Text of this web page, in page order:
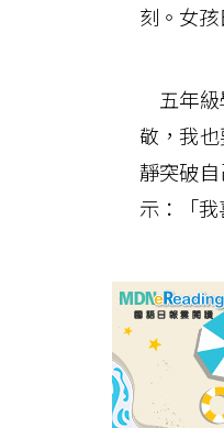
刻。女
五年級
敬，我
靜突破
示：「